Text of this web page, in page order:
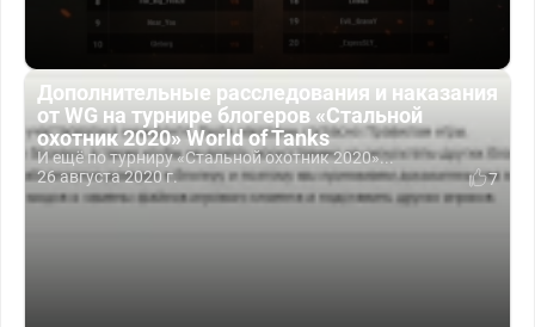
Дополнительные расследования и наказания
от WG на турнире блогеров «Стальной
охотник 2020» World of Tanks
И ещё по турниру «Стальной охотник 2020»...
26 августа 2020 г.
7